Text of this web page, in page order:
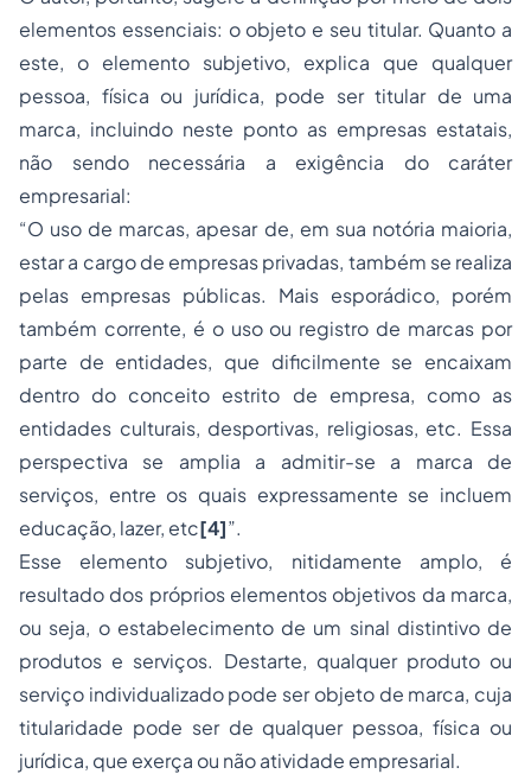
elementos essenciais: o objeto e seu titular. Quanto a
este, o elemento subjetivo, explica que qualquer
pessoa, física ou jurídica, pode ser titular de uma
marca, incluindo neste ponto as empresas estatais,
não sendo necessária a exigência do caráter
empresarial:
“O uso de marcas, apesar de, em sua notória maioria,
estar a cargo de empresas privadas, também se realiza
pelas empresas públicas. Mais esporádico, porém
também corrente, é o uso ou registro de marcas por
parte de entidades, que dificilmente se encaixam
dentro do conceito estrito de empresa, como as
entidades culturais, desportivas, religiosas, etc. Essa
perspectiva se amplia a admitir-se a marca de
serviços, entre os quais expressamente se incluem
educação, lazer, etc[4]”.
Esse elemento subjetivo, nitidamente amplo, é
resultado dos próprios elementos objetivos da marca,
ou seja, o estabelecimento de um sinal distintivo de
produtos e serviços. Destarte, qualquer produto ou
serviço individualizado pode ser objeto de marca, cuja
titularidade pode ser de qualquer pessoa, física ou
jurídica, que exerça ou não atividade empresarial.